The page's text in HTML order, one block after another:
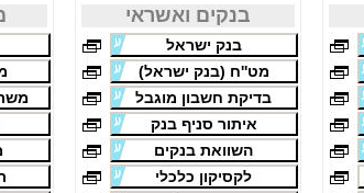
בנקים ואשראי
בנק ישראל
מט''ח (בנק ישראל)
בדיקת חשבון מוגבל
איתור סניף בנק
השוואת בנקים
לקסיקון כלכלי